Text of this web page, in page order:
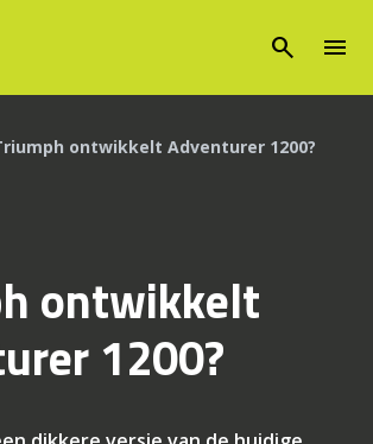
search menu
ontwikkelt Adventurer 1200?
ontwikkelt
1200?